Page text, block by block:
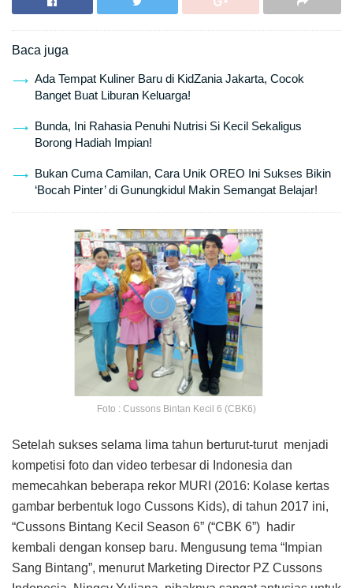
Baca juga
Ada Tempat Kuliner Baru di KidZania Jakarta, Cocok
Banget Buat Liburan Keluarga!
Bunda, Ini Rahasia Penuhi Nutrisi Si Kecil Sekaligus
Borong Hadiah Impian!
Bukan Cuma Camilan, Cara Unik OREO Ini Sukses Bikin
‘Bocah Pinter’ di Gunungkidul Makin Semangat Belajar!
Foto : Cussons Bintan Kecil 6 (CBK6)
Setelah sukses selama lima tahun berturut-turut menjadi
kompetisi foto dan video terbesar di Indonesia dan
memecahkan beberapa rekor MURI (2016: Kolase kertas
gambar berbentuk logo Cussons Kids), di tahun 2017 ini,
“Cussons Bintang Kecil Season 6” (“CBK 6”) hadir
kembali dengan konsep baru. Mengusung tema “Impian
Sang Bintang”, menurut Marketing Director PZ Cussons